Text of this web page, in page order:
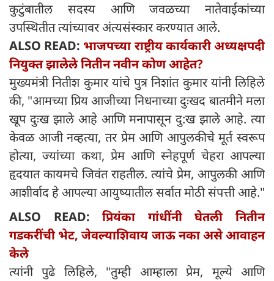
कुटुंबातील सदस्य आणि जवळच्या नातेवाईकांच्या
उपस्थितीत त्यांच्यावर अंत्यसंस्कार करण्यात आले.
ALSO READ: भाजपच्या राष्ट्रीय कार्यकारी अध्यक्षपदी
नियुक्त झालेले नितीन नवीन कोण आहेत?
मुख्यमंत्री नितीश कुमार यांचे पुत्र निशांत कुमार यांनी लिहिले
की, "आमच्या प्रिय आजीच्या निधनाच्या दुःखद बातमीने मला
खूप दुःख झाले आहे आणि मनापासून दु:ख झाले आहे. त्या
केवळ आजी नव्हत्या, तर प्रेम आणि आपुलकीचे मूर्त स्वरूप
होत्या, ज्यांच्या कथा, प्रेम आणि स्नेहपूर्ण चेहरा आपल्या
हृदयात कायमचे जिवंत राहतील. त्यांचे प्रेम, आपुलकी आणि
आशीर्वाद हे आपल्या आयुष्यातील सर्वात मोठी संपत्ती आहे."
ALSO READ:प्रियंका गांधींनी घेतली नितीन
गडकरींची भेट, जेवल्याशिवाय जाऊ नका असे आवाहन
केले
त्यांनी पुढे लिहिले, "तुम्ही आम्हाला प्रेम, मूल्ये आणि